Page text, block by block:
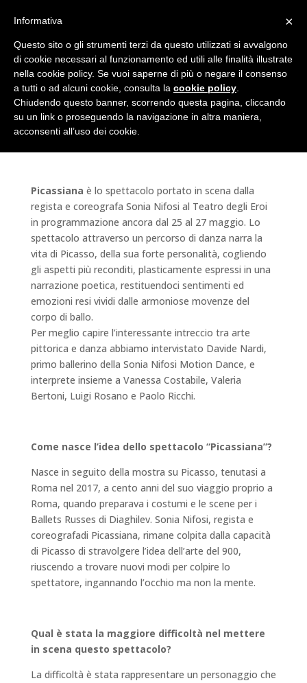
Picassiana dal 25 al 27
maggio al Teatro degli
Picassiana è lo spettacolo portato in scena dalla
regista e coreografa Sonia Nifosi al Teatro degli Eroi
in programmazione ancora dal 25 al 27 maggio. Lo
spettacolo attraverso un percorso di danza narra la
vita di Picasso, della sua forte personalità, cogliendo
gli aspetti più reconditi, plasticamente espressi in una
narrazione poetica, restituendoci sentimenti ed
emozioni resi vividi dalle armoniose movenze del
corpo di ballo.
Per meglio capire l’interessante intreccio tra arte
pittorica e danza abbiamo intervistato Davide Nardi,
primo ballerino della Sonia Nifosi Motion Dance, e
interprete insieme a Vanessa Costabile, Valeria
Bertoni, Luigi Rosano e Paolo Ricchi.
Come nasce l’idea dello spettacolo “Picassiana”?
Nasce in seguito della mostra su Picasso, tenutasi a
Roma nel 2017, a cento anni del suo viaggio proprio a
Roma, quando preparava i costumi e le scene per i
Ballets Russes di Diaghilev. Sonia Nifosi, regista e
coreografadi Picassiana, rimane colpita dalla capacità
di Picasso di stravolgere l’idea dell’arte del 900,
riuscendo a trovare nuovi modi per colpire lo
spettatore, ingannando l’occhio ma non la mente.
Qual è stata la maggiore difficoltà nel mettere
in scena questo spettacolo?
La difficoltà è stata rappresentare un personaggio che
×
Informativa
Questo sito o gli strumenti terzi da questo utilizzati si avvalgono
di cookie necessari al funzionamento ed utili alle finalità illustrate
nella cookie policy. Se vuoi saperne di più o negare il consenso
a tutti o ad alcuni cookie, consulta la cookie policy
Chiudendo questo banner, scorrendo questa pagina, cliccando
su un link o proseguendo la navigazione in altra maniera,
acconsenti all’uso dei cookie.